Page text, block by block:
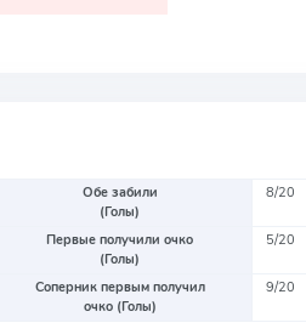
Обе забили
(Голы)
8/20
Первые получили очко
(Голы)
5/20
Соперник первым получил
очко (Голы)
9/20